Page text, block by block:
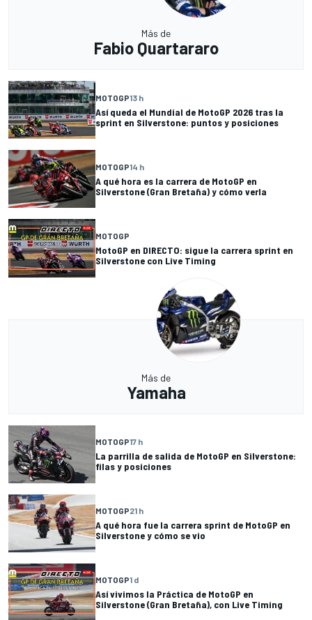
Más de
Fabio Quartararo
MOTOGP13 h
Así queda el Mundial de MotoGP 2026 tras la
sprint en Silverstone: puntos y posiciones
MOTOGP14 h
A qué hora es la carrera de MotoGP en
Silverstone (Gran Bretaña) y cómo verla
MOTOGP
MotoGP en DIRECTO: sigue la carrera sprint en
Silverstone con Live Timing
Más de
Yamaha
MOTOGP17 h
La parrilla de salida de MotoGP en Silverstone:
filas y posiciones
MOTOGP21 h
A qué hora fue la carrera sprint de MotoGP en
Silverstone y cómo se vio
MOTOGP1 d
Así vivimos la Práctica de MotoGP en
Silverstone (Gran Bretaña), con Live Timing